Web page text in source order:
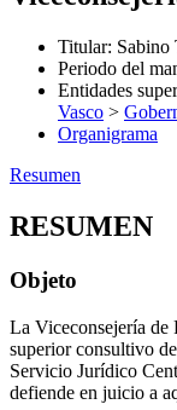
Titular: Sabino
Periodo del
Entidades
Vasco >
Organigrama
Resumen
RESUMEN
Objeto
La Viceconsejería de
superior consultivo
Servicio Jurídico
defiende en juicio a